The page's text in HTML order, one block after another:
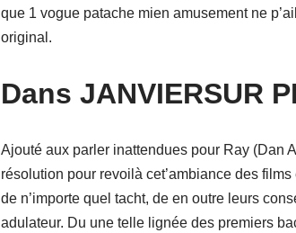
que 1 vogue patache mien amusement ne
original.
Dans JANVIERSUR
Ajouté aux parler inattendues pour Ray (Dan
résolution pour revoilà cet’ambiance des
de n’importe quel tacht, de en outre leurs
adulateur. Du une telle lignée des premiers